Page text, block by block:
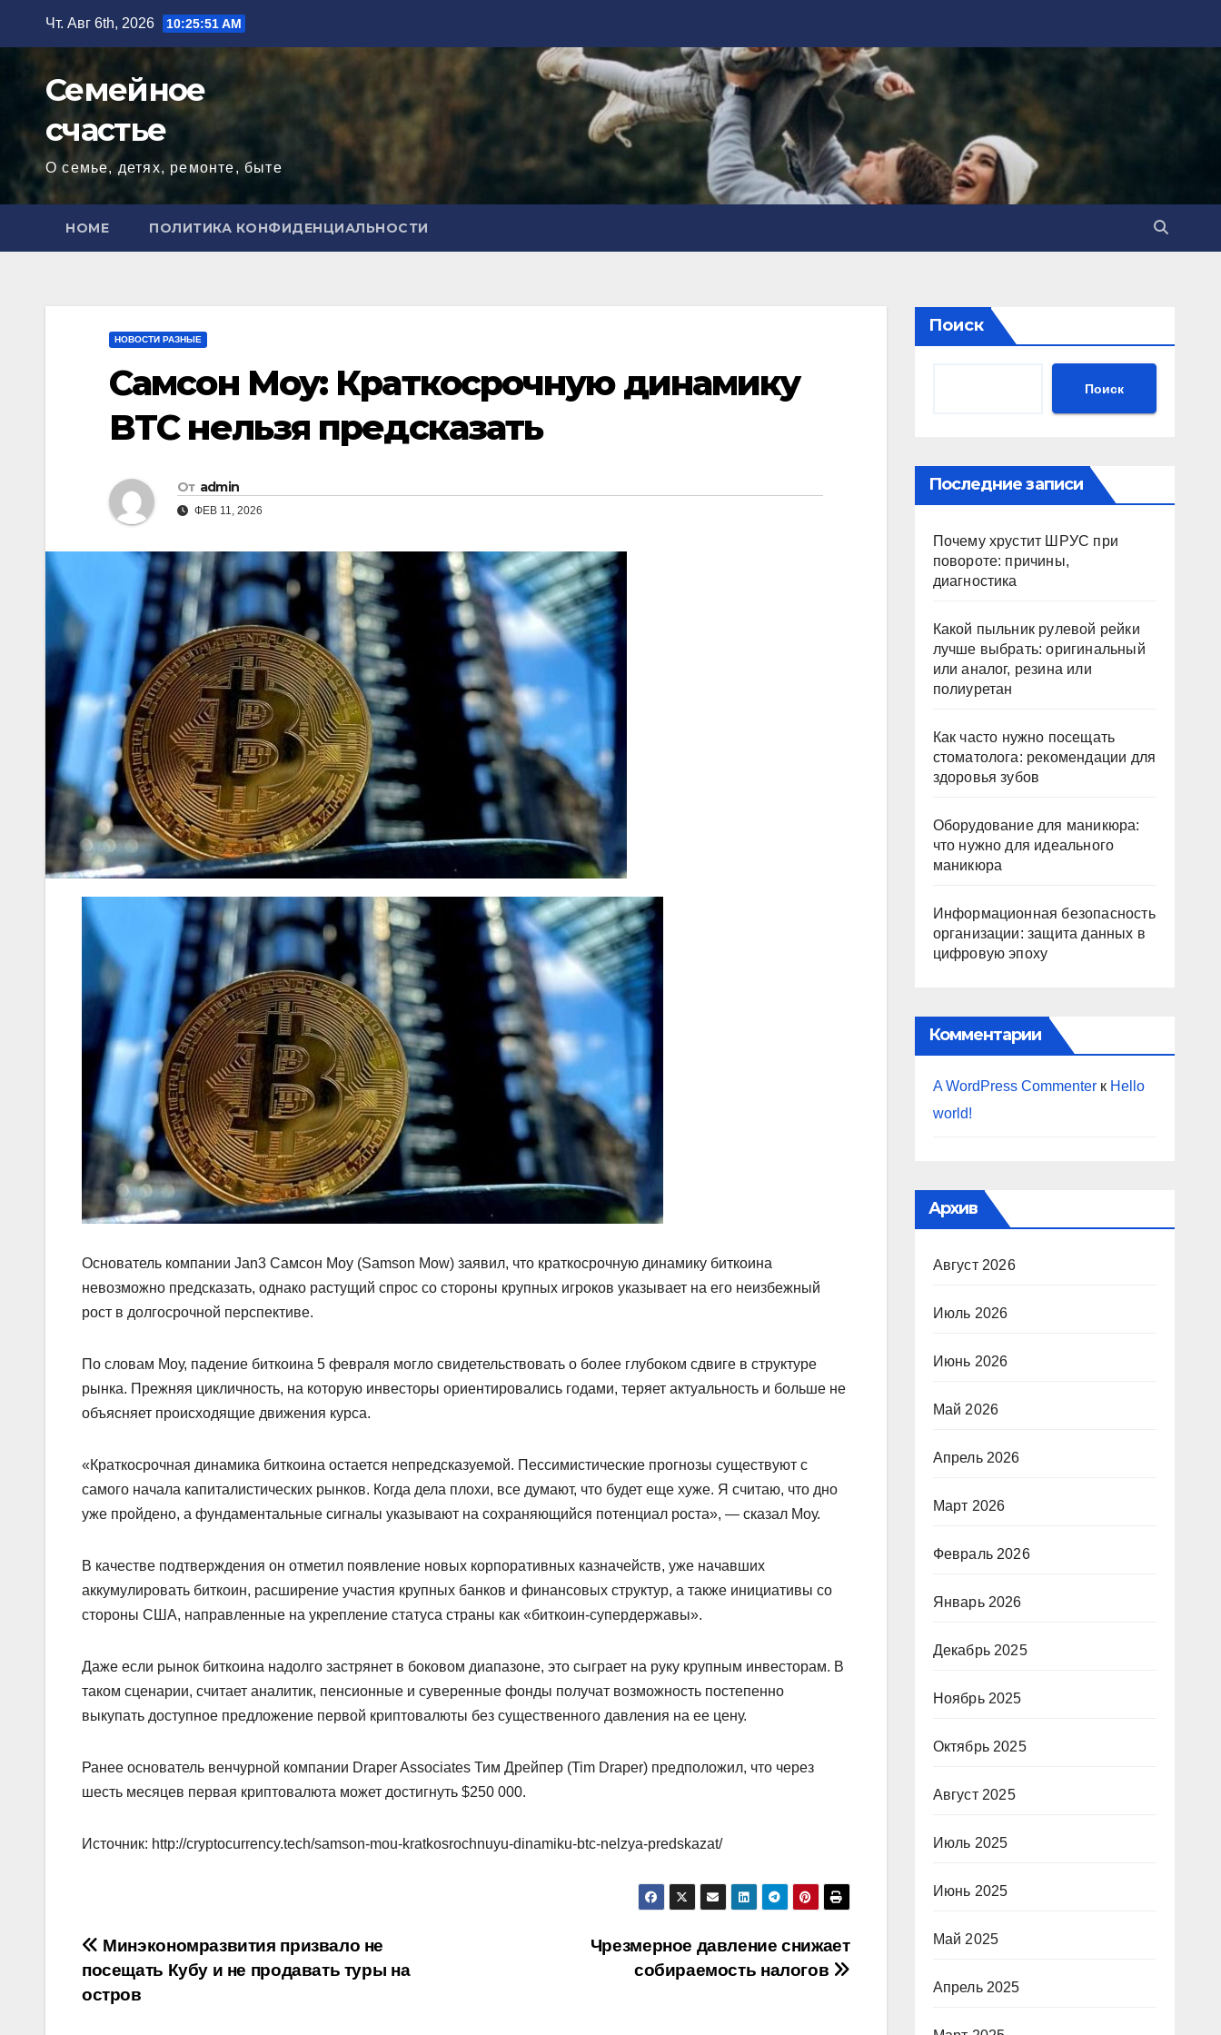
содержимому
Чт. Авг 6th, 2026 10:25:52 AM
Семейное
счастье
О семье, детях, ремонте, быте
HOME ПОЛИТИКА КОНФИДЕНЦИАЛЬНОСТИ
НОВОСТИ РАЗНЫЕ
Самсон Моу: Краткосрочную динамику
BTC нельзя предсказать
От admin
ФЕВ 11, 2026
Основатель компании Jan3 Самсон Моу (Samson Mow) заявил, что краткосрочную динамику биткоина
невозможно предсказать, однако растущий спрос со стороны крупных игроков указывает на его неизбежный
рост в долгосрочной перспективе.
По словам Моу, падение биткоина 5 февраля могло свидетельствовать о более глубоком сдвиге в структуре
рынка. Прежняя цикличность, на которую инвесторы ориентировались годами, теряет актуальность и больше не
объясняет происходящие движения курса.
«Краткосрочная динамика биткоина остается непредсказуемой. Пессимистические прогнозы существуют с
самого начала капиталистических рынков. Когда дела плохи, все думают, что будет еще хуже. Я считаю, что дно
уже пройдено, а фундаментальные сигналы указывают на сохраняющийся потенциал роста», — сказал Моу.
В качестве подтверждения он отметил появление новых корпоративных казначейств, уже начавших
аккумулировать биткоин, расширение участия крупных банков и финансовых структур, а также инициативы со
стороны США, направленные на укрепление статуса страны как «биткоин-супердержавы».
Даже если рынок биткоина надолго застрянет в боковом диапазоне, это сыграет на руку крупным инвесторам. В
таком сценарии, считает аналитик, пенсионные и суверенные фонды получат возможность постепенно
выкупать доступное предложение первой криптовалюты без существенного давления на ее цену.
Ранее основатель венчурной компании Draper Associates Тим Дрейпер (Tim Draper) предположил, что через
шесть месяцев первая криптовалюта может достигнуть $250 000.
Источник: http://cryptocurrency.tech/samson-mou-kratkosrochnuyu-dinamiku-btc-nelzya-predskazat/
Навигация
по
Чрезмерное давление снижает
собираемость налогов
Минэкономразвития призвало не
посещать Кубу и не продавать туры на
остров
Поиск
Поиск
Последние записи
Почему хрустит ШРУС при
повороте: причины,
диагностика
Какой пыльник рулевой рейки
лучше выбрать: оригинальный
или аналог, резина или
полиуретан
Как часто нужно посещать
стоматолога: рекомендации для
здоровья зубов
Оборудование для маникюра:
что нужно для идеального
маникюра
Информационная безопасность
организации: защита данных в
цифровую эпоху
Комментарии
A WordPress Commenterк Hello
world!
Архив
Август 2026
Июль 2026
Июнь 2026
Май 2026
Апрель 2026
Март 2026
Февраль 2026
Январь 2026
Декабрь 2025
Ноябрь 2025
Октябрь 2025
Август 2025
Июль 2025
Июнь 2025
Май 2025
Апрель 2025